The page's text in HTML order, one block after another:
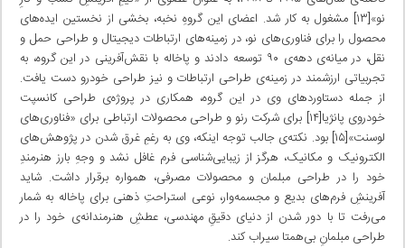
نو»[۱۳] مشغول به کار شد. اعضای این گروهِ نخبه، بخشی از نخستین ایده‌های
محصول را برای فناوری‌های نو، در زمینه‌های ارتباطات دیجیتال و طراحی حمل و
نقل، در میانه‌ی دهه‌ی ۹۰ توسعه دادند و پاخاله با نقش‌آفرینی در این گروه، به
تجربیاتی ارزشمند در زمینه‌ی طراحی ارتباطات و نیز طراحی خودرو دست یافت.
از جمله دستاوردهای وی در این گروه، همکاری در پروژه‌ی طراحی کانسپت
خودروی پانژیا[۱۴] برای شرکت رنو و طراحی محصولات ارتباطی برای «فناوری‌های
لوسنت»[۱۵] بود. نکته‌ی جالب توجه اینکه، وی به رغمِ غرق شدن در پژوهش‌های
الکترونیک و مکانیک، هرگز از زیبایی‌شناسی فرم غافل نشد و وجهِ بارز هنرمندِ
خود را در طراحی مبلمان و محصولات مصرفی، همواره برقرار داشت. شاید
آفرینشِ فرم‌های بدیع و مجسمه‌وار، نوعی استراحتِ ذهنی برای پاخاله به شمار
می‌رفت تا با دور شدن از دنیای دقیقِ مهندسی، عطشِ هنرمندانه‌ی خود را در
طراحی مبلمانِ بی‌همتا سیراب کند.